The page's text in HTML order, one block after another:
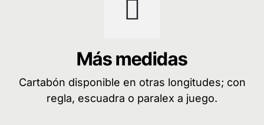
Más medidas
Cartabón disponible en otras longitudes; con
regla, escuadra o paralex a juego.